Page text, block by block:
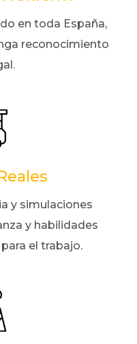
en toda España,
reconocimiento
y simulaciones
y habilidades
el trabajo.